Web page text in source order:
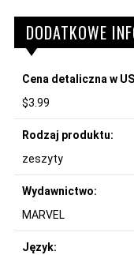
DODATKOWE
Cena detaliczna w
$3.99
Rodzaj produktu:
zeszyty
Wydawnictwo:
MARVEL
Język: